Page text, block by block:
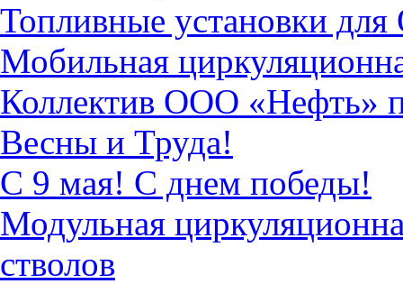
Топливные установки
Мобильная
Коллектив ООО «Нефть»
Весны и Труда!
С 9 мая! С днем победы!
Модульная
стволов